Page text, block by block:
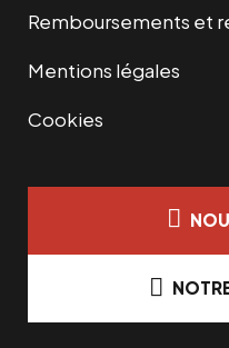
Remboursements et
Mentions légales
Cookies